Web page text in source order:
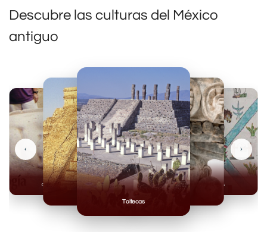
Descubre las culturas del México
antiguo
Toltecas
Mexicas
Olmecas
‹ ›